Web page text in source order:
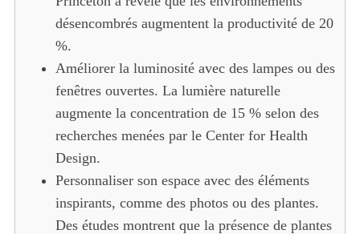
désencombrés augmentent la productivité de 20
%.
Améliorer la luminosité avec des lampes ou des
fenêtres ouvertes. La lumière naturelle
augmente la concentration de 15 % selon des
recherches menées par le Center for Health
Design.
Personnaliser son espace avec des éléments
inspirants, comme des photos ou des plantes.
Des études montrent que la présence de plantes